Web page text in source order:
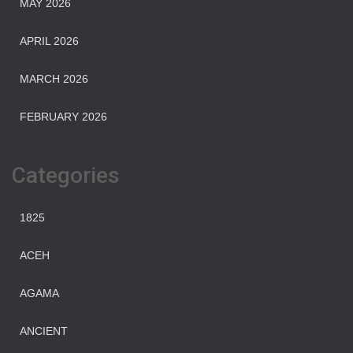
MAY 2026
APRIL 2026
MARCH 2026
FEBRUARY 2026
Categories
1825
ACEH
AGAMA
ANCIENT